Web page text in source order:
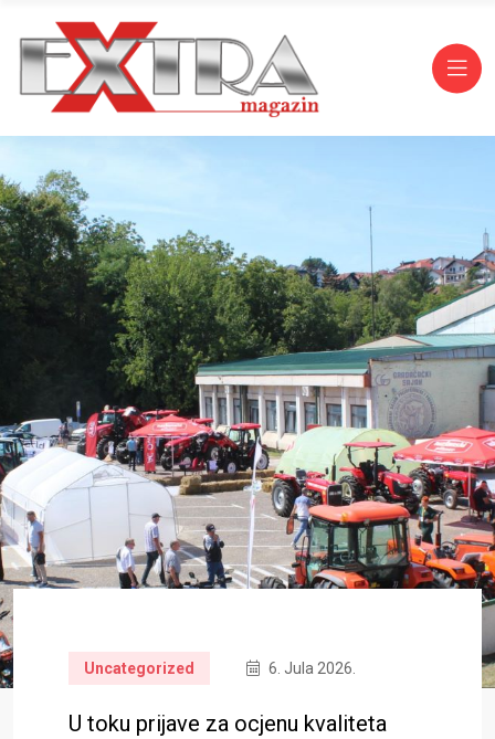
Uncategorized 6. Jula 2026.
U toku prijave za ocjenu kvaliteta